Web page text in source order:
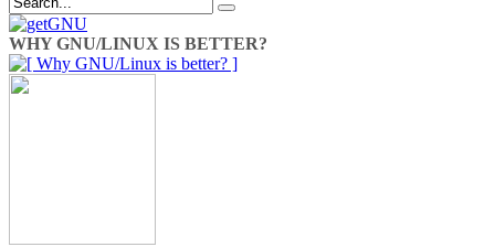
WHY GNU/LINUX IS BETTER?